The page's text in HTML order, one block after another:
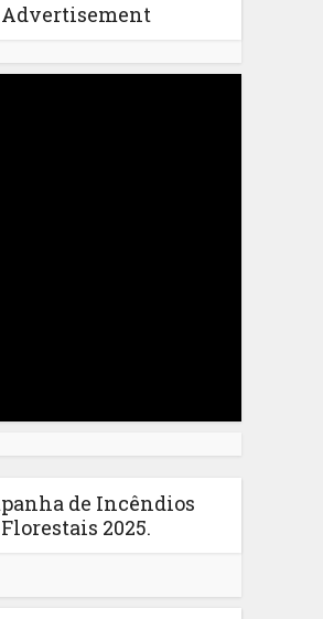
Advertisement
de Incêndios
Florestais 2025.